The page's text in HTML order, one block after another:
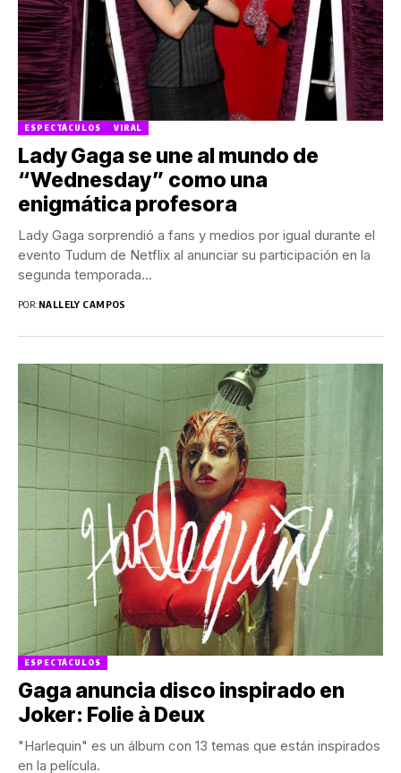
ESPECTÁCULOS VIRAL
Lady Gaga se une al mundo de
“Wednesday” como una
enigmática profesora
Lady Gaga sorprendió a fans y medios por igual durante el
evento Tudum de Netflix al anunciar su participación en la
segunda temporada...
POR:NALLELY CAMPOS
ESPECTÁCULOS
Gaga anuncia disco inspirado en
Joker: Folie à Deux
"Harlequin" es un álbum con 13 temas que están inspirados
en la película.